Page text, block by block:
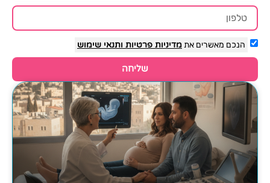
הנכם מאשרים אתמדיניות פרטיות ותנאי שימוש
שליחה